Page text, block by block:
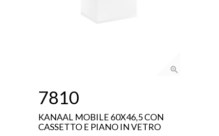
7810
KANAAL MOBILE 60X46,5 CON
CASSETTO E PIANO IN VETRO